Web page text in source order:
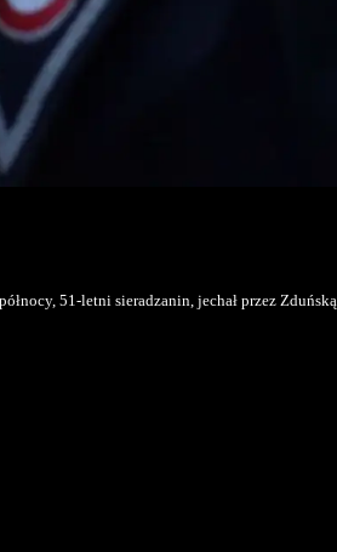
51-letni sieradzanin, jechał przez Zduńską